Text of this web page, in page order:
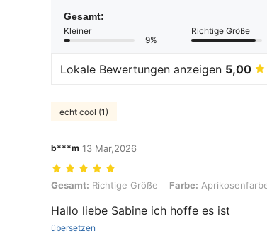
Gesamt:
Kleiner
9%
Richtige Größe
Lokale Bewertungen anzeigen 5,00
echt cool (1)
b***m 13 Mar,2026
Gesamt: Richtige Größe, Farbe: Aprikosenfarben,
Gesamt: Richtige Größe Farbe:
Hallo liebe Sabine ich hoffe es ist
übersetzen